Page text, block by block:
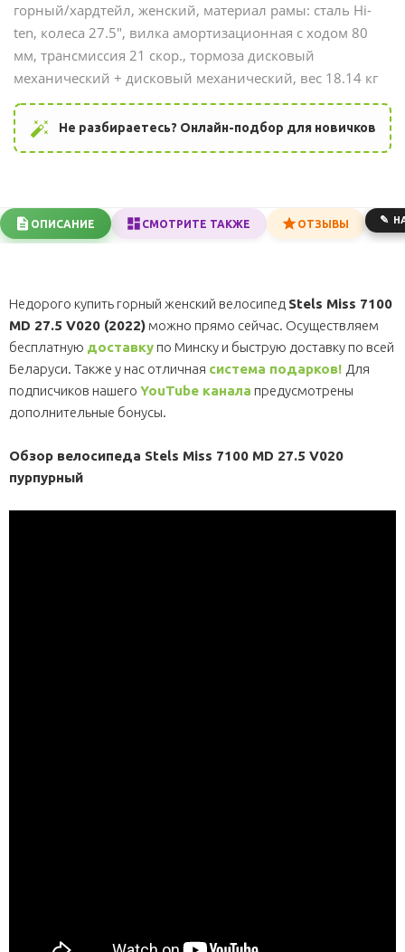
горный/хардтейл, женский, материал рамы: сталь Hi-
ten, колеса 27.5", вилка амортизационная с ходом 80
мм, трансмиссия 21 скор., тормоза дисковый
механический + дисковый механический, вес 18.14 кг
auto_fix_high Не разбираетесь? Онлайн-подбор для новичков
ОПИСАНИЕ СМОТРИТЕ ТАКЖЕ ОТЗЫВЫ
Недорого купить горный женский велосипед Stels Miss 7100
MD 27.5 V020 (2022) можно прямо сейчас. Осуществляем
бесплатную доставку по Минску и быструю доставку по всей
Беларуси. Также у нас отличная система подарков! Для
подписчиков нашего YouTube канала предусмотрены
дополнительные бонусы.
Обзор велосипеда Stels Miss 7100 MD 27.5 V020
пурпурный